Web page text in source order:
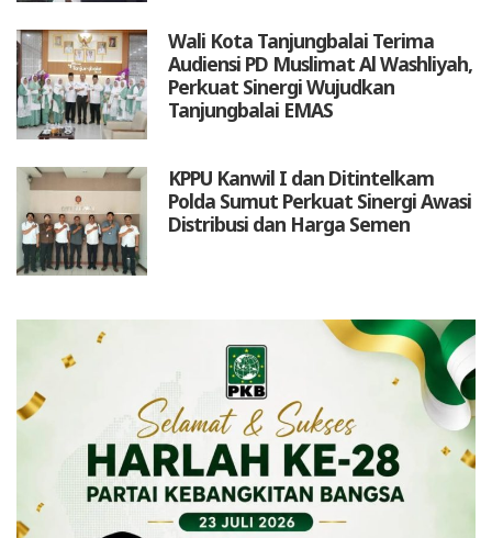
Wali Kota Tanjungbalai Terima
Audiensi PD Muslimat Al Washliyah,
Perkuat Sinergi Wujudkan
Tanjungbalai EMAS
KPPU Kanwil I dan Ditintelkam
Polda Sumut Perkuat Sinergi Awasi
Distribusi dan Harga Semen